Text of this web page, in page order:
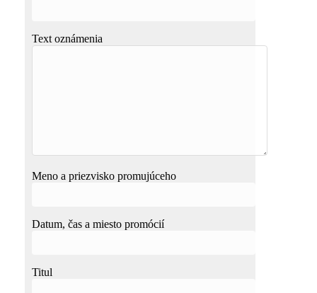
Text oznámenia
Meno a priezvisko promujúceho
Datum, čas a miesto promócií
Titul